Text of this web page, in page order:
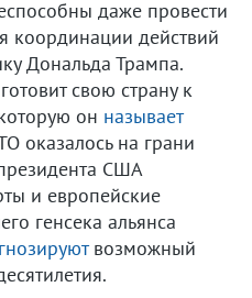
даже провести
координации действий
Дональда Трампа.
свою страну к
он называет
оказалось на грани
США
и европейские
генсека альянса
возможный